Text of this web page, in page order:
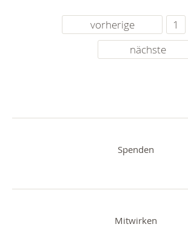
vorherige 1
nächste
Spenden
Mitwirken